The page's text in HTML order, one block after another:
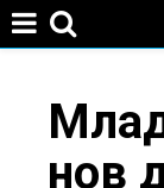
нов